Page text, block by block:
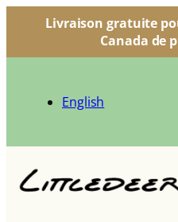
Livraison gratuite
Canada de
contenu English